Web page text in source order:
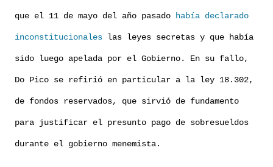
que el 11 de mayo del año pasado había declarado
inconstitucionales las leyes secretas y que había
sido luego apelada por el Gobierno. En su fallo,
Do Pico se refirió en particular a la ley 18.302,
de fondos reservados, que sirvió de fundamento
para justificar el presunto pago de sobresueldos
durante el gobierno menemista.